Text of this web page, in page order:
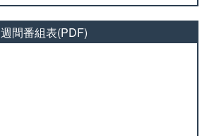
週間番組表(PDF)